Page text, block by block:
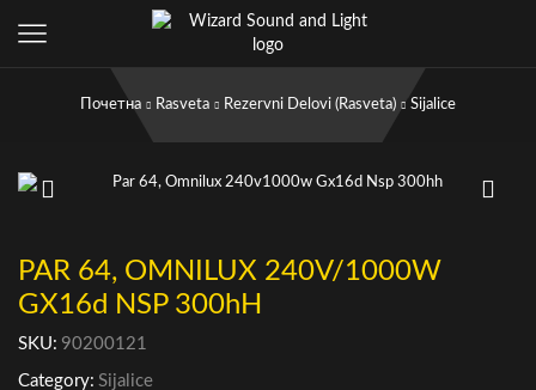
Почетна Rasveta Rezervni Delovi (rasveta) Sijalice
PAR 64, OMNILUX 240V/1000W
GX16d NSP 300hH
SKU: 90200121
Category: Sijalice